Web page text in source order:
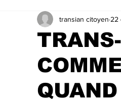
LES COULISSES DE L'HÔTEL
LES LECTEURS NOUS ÉCRIVENT
transian citoyen 22